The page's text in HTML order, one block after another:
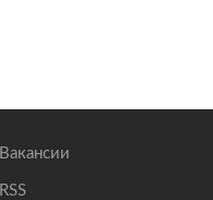
Вакансии
RSS